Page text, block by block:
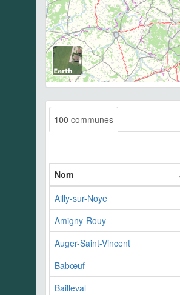
100 communes
Nom
Ailly-sur-Noye
Amigny-Rouy
Auger-Saint-Vincent
Babœuf
Bailleval